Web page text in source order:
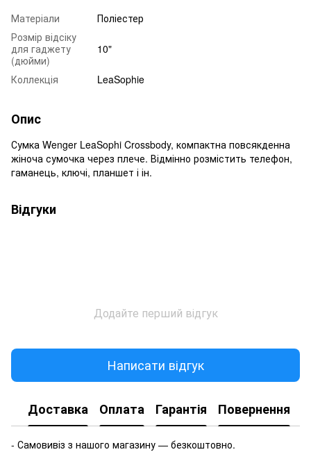
Матеріали
Поліестер
Розмір відсіку
для гаджету
(дюйми)
10"
Коллекція LeaSophie
Опис
Сумка Wenger LeaSophi Crossbody, компактна повсякденна
жіноча сумочка через плече. Відмінно розмістить телефон,
гаманець, ключі, планшет і ін.
Відгуки
Додайте перший відгук
Написати відгук
Доставка Оплата Гарантія Повернення
- Самовивіз з нашого магазину — безкоштовно.